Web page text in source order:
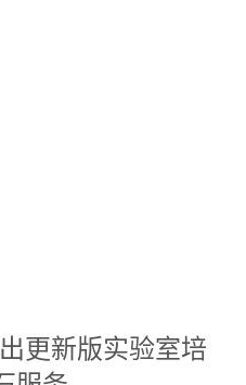
出更新版实验室培